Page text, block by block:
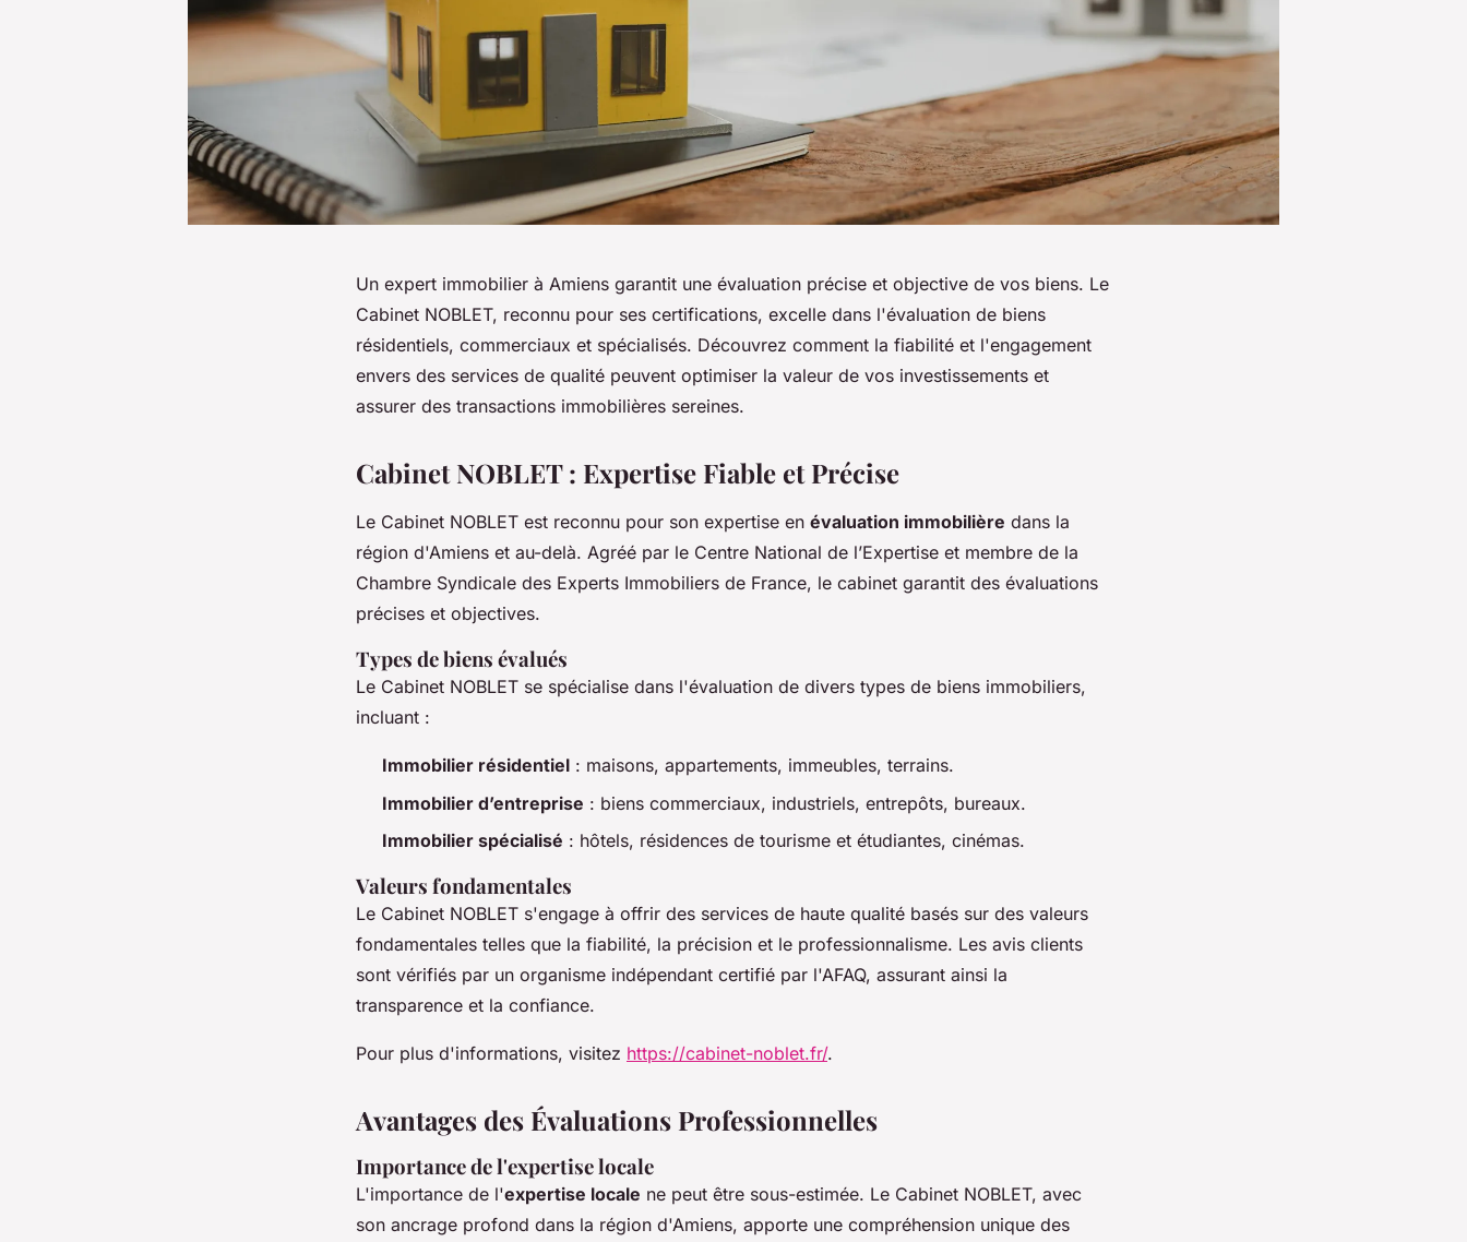
Un expert immobilier à Amiens garantit une évaluation précise et objective de vos biens. Le
Cabinet NOBLET, reconnu pour ses certifications, excelle dans l'évaluation de biens
résidentiels, commerciaux et spécialisés. Découvrez comment la fiabilité et l'engagement
envers des services de qualité peuvent optimiser la valeur de vos investissements et
assurer des transactions immobilières sereines.
Cabinet NOBLET : Expertise Fiable et Précise
Le Cabinet NOBLET est reconnu pour son expertise en évaluation immobilière dans la
région d'Amiens et au-delà. Agréé par le Centre National de l’Expertise et membre de la
Chambre Syndicale des Experts Immobiliers de France, le cabinet garantit des évaluations
précises et objectives.
Types de biens évalués
Le Cabinet NOBLET se spécialise dans l'évaluation de divers types de biens immobiliers,
incluant :
Immobilier résidentiel : maisons, appartements, immeubles, terrains.
Immobilier d’entreprise : biens commerciaux, industriels, entrepôts, bureaux.
Immobilier spécialisé : hôtels, résidences de tourisme et étudiantes, cinémas.
Valeurs fondamentales
Le Cabinet NOBLET s'engage à offrir des services de haute qualité basés sur des valeurs
fondamentales telles que la fiabilité, la précision et le professionnalisme. Les avis clients
sont vérifiés par un organisme indépendant certifié par l'AFAQ, assurant ainsi la
transparence et la confiance.
Pour plus d'informations, visitez https://cabinet-noblet.fr/.
Avantages des Évaluations Professionnelles
Importance de l'expertise locale
L'importance de l'expertise locale ne peut être sous-estimée. Le Cabinet NOBLET, avec
son ancrage profond dans la région d'Amiens, apporte une compréhension unique des